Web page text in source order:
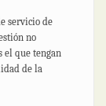
servicio de
no
el que tengan
de la